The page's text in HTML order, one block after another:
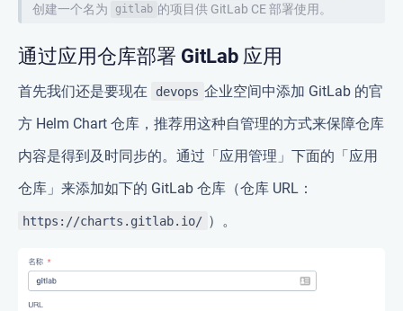
创建一个名为
gitlab 的项目供 GitLab CE 部署使用。
通过应用仓库部署 GitLab 应用
首先我们还是要现在 devops 企业空间中添加 GitLab 的官
方 Helm Chart 仓库，推荐用这种自管理的方式来保障仓库
内容是得到及时同步的。通过「应用管理」下面的「应用
仓库」来添加如下的 GitLab 仓库（仓库 URL：
https://charts.gitlab.io/ ）。